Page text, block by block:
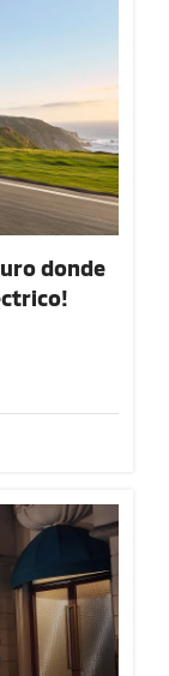
donde